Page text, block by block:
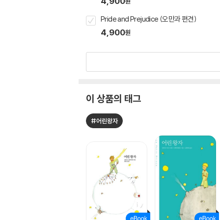
Pride and Prejudice (오만과 편견)
4,900원
이 상품의 태그
#어린왕자